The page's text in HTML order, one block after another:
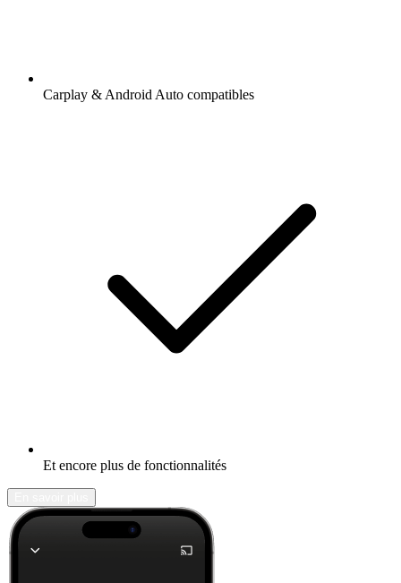
Carplay & Android Auto compatibles
Et encore plus de fonctionnalités